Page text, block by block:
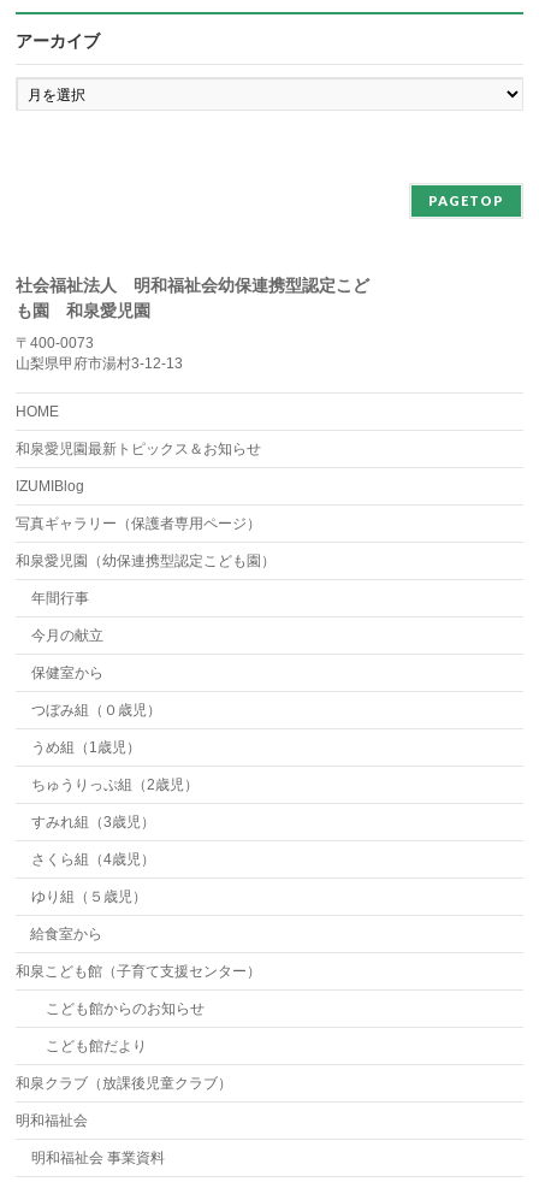
アーカイブ
ア
ー
PAGETOP
社会福祉法人 明和福祉会幼保連携型認定こど
も園 和泉愛児園
〒400-0073
山梨県甲府市湯村3-12-13
HOME
和泉愛児園最新トピックス＆お知らせ
IZUMIBlog
写真ギャラリー（保護者専用ページ）
和泉愛児園（幼保連携型認定こども園）
年間行事
今月の献立
保健室から
つぼみ組（０歳児）
うめ組（1歳児）
ちゅうりっぷ組（2歳児）
すみれ組（3歳児）
さくら組（4歳児）
ゆり組（５歳児）
給食室から
和泉こども館（子育て支援センター）
こども館からのお知らせ
こども館だより
和泉クラブ（放課後児童クラブ）
明和福祉会
明和福祉会 事業資料